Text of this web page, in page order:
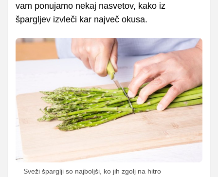
vam ponujamo nekaj nasvetov, kako iz
špargljev izvleči kar največ okusa.
Sveži šparglji so najboljši, ko jih zgolj na hitro